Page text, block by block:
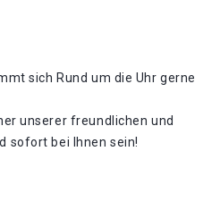
sich Rund um die Uhr gerne
unserer freundlichen und
sofort bei Ihnen sein!